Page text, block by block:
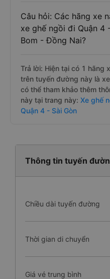
Câu hỏi: Các hãng xe
xe ghế ngồi đi Quận 4
Bom - Đồng Nai?
Trả lời: Hiện tại có 1 hãng
trên tuyến đường này là
có thể tham khảo thêm
này tại trang này: Xe ghế
Quận 4 - Sài Gòn
Thông tin tuyến
Chiều dài tuyến đường
Thời gian di chuyển
Giá vé trung bình